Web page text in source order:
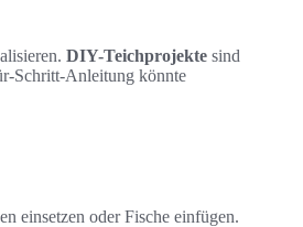
DIY-Teichprojekte sind
Schritt-Anleitung könnte
einsetzen oder Fische einfügen.